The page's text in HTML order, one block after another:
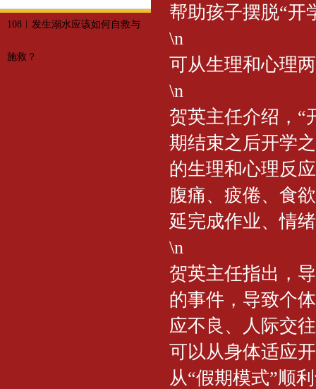
108︱发生溺水应该如何自救与
施救？
帮助孩子摆脱“开
\n
可从生理和心理
\n
贺英主任介绍，“
期结束之后开学
的生理和心理反
腹痛、疲倦、食
延完成作业、情
\n
贺英主任指出，
的事件，导致个
应不良、人际交
可以从身体适应
从“假期模式”顺